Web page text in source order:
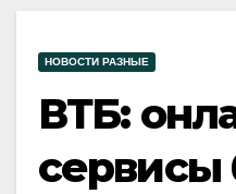
НОВОСТИ РАЗНЫЕ
ВТБ:
сервисы